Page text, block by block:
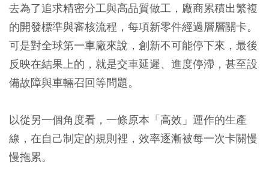
去為了追求精密分工與高品質做工，廠商累積出繁複
的開發標準與審核流程，每項新零件經過層層關卡。
可是對全球第一車廠來說，創新不可能停下來，最後
反映在結果上的，就是交車延遲、進度停滯，甚至設
備故障與車輛召回等問題。
以從另一個角度看，一條原本「高效」運作的生產
線，在自己制定的規則裡，效率逐漸被每一次卡關慢
慢拖累。